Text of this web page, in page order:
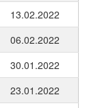
13.02.2022
06.02.2022
30.01.2022
23.01.2022